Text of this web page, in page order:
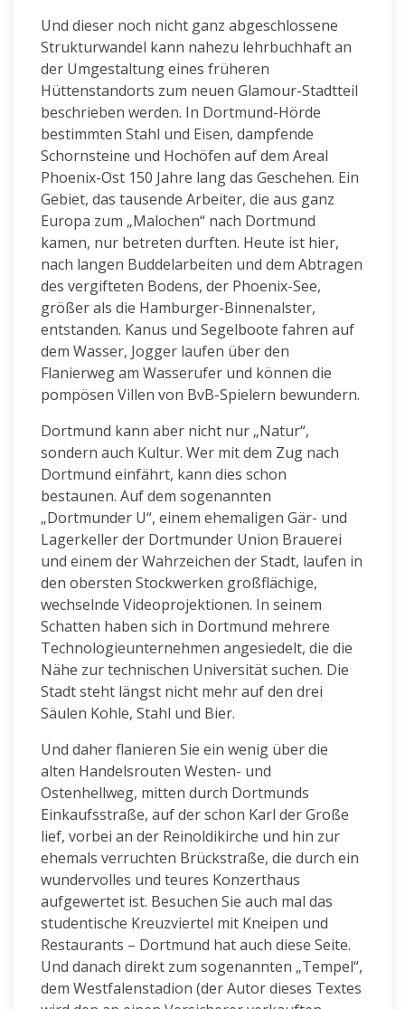
Und dieser noch nicht ganz abgeschlossene
Strukturwandel kann nahezu lehrbuchhaft an
der Umgestaltung eines früheren
Hüttenstandorts zum neuen Glamour-Stadtteil
beschrieben werden. In Dortmund-Hörde
bestimmten Stahl und Eisen, dampfende
Schornsteine und Hochöfen auf dem Areal
Phoenix-Ost 150 Jahre lang das Geschehen. Ein
Gebiet, das tausende Arbeiter, die aus ganz
Europa zum „Malochen“ nach Dortmund
kamen, nur betreten durften. Heute ist hier,
nach langen Buddelarbeiten und dem Abtragen
des vergifteten Bodens, der Phoenix-See,
größer als die Hamburger-Binnenalster,
entstanden. Kanus und Segelboote fahren auf
dem Wasser, Jogger laufen über den
Flanierweg am Wasserufer und können die
pompösen Villen von BvB-Spielern bewundern.
Dortmund kann aber nicht nur „Natur“,
sondern auch Kultur. Wer mit dem Zug nach
Dortmund einfährt, kann dies schon
bestaunen. Auf dem sogenannten
„Dortmunder U“, einem ehemaligen Gär- und
Lagerkeller der Dortmunder Union Brauerei
und einem der Wahrzeichen der Stadt, laufen in
den obersten Stockwerken großflächige,
wechselnde Videoprojektionen. In seinem
Schatten haben sich in Dortmund mehrere
Technologieunternehmen angesiedelt, die die
Nähe zur technischen Universität suchen. Die
Stadt steht längst nicht mehr auf den drei
Säulen Kohle, Stahl und Bier.
Und daher flanieren Sie ein wenig über die
alten Handelsrouten Westen- und
Ostenhellweg, mitten durch Dortmunds
Einkaufsstraße, auf der schon Karl der Große
lief, vorbei an der Reinoldikirche und hin zur
ehemals verruchten Brückstraße, die durch ein
wundervolles und teures Konzerthaus
aufgewertet ist. Besuchen Sie auch mal das
studentische Kreuzviertel mit Kneipen und
Restaurants – Dortmund hat auch diese Seite.
Und danach direkt zum sogenannten „Tempel“,
dem Westfalenstadion (der Autor dieses Textes